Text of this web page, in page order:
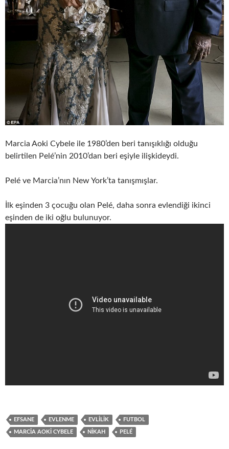
Marcia Aoki Cybele ile 1980’den beri tanışıklığı olduğu
belirtilen Pelé’nin 2010’dan beri eşiyle ilişkideydi.
Pelé ve Marcia’nın New York’ta tanışmışlar.
İlk eşinden 3 çocuğu olan Pelé, daha sonra evlendiği ikinci
eşinden de iki oğlu bulunuyor.
EFSANE EVLENME EVLILIK FUTBOL
MARCIA AOKI CYBELE NIKAH PELÉ